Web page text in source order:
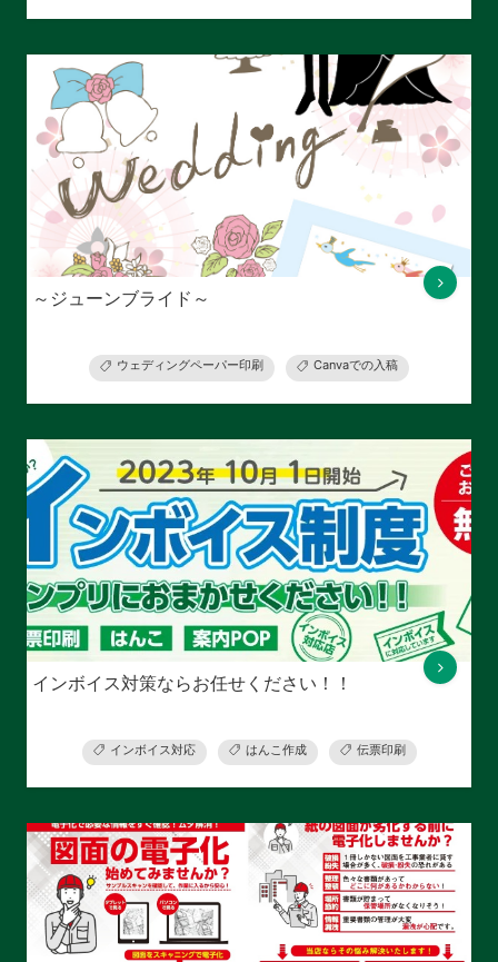
～ジューンブライド～
ウェディングペーパー印刷 Canvaでの入稿
インボイス対策ならお任せください！！
インボイス対応 はんこ作成 伝票印刷